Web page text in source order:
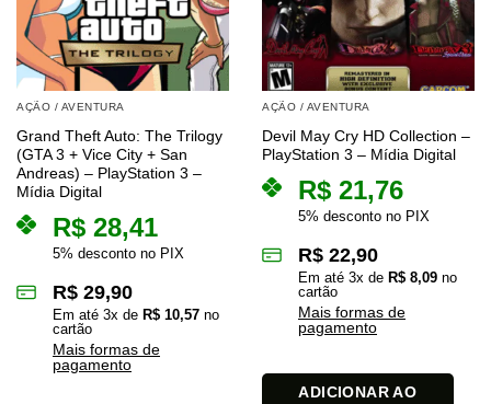
AÇÃO / AVENTURA
Grand Theft Auto: The Trilogy
(GTA 3 + Vice City + San
Andreas) – PlayStation 3 –
Mídia Digital
R$ 28,41
5% desconto no PIX
R$ 29,90
Em até 3x de R$ 10,57 no
cartão
Mais formas de
pagamento
AÇÃO / AVENTURA
Devil May Cry HD Collection –
PlayStation 3 – Mídia Digital
R$ 21,76
5% desconto no PIX
R$ 22,90
Em até 3x de R$ 8,09 no
cartão
Mais formas de
pagamento
ADICIONAR AO